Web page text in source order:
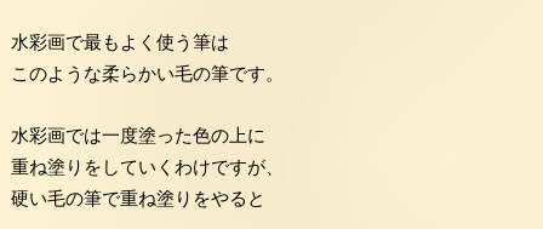
水彩画で最もよく使う筆は
このような柔らかい毛の筆です。
水彩画では一度塗った色の上に
重ね塗りをしていくわけですが、
硬い毛の筆で重ね塗りをやると